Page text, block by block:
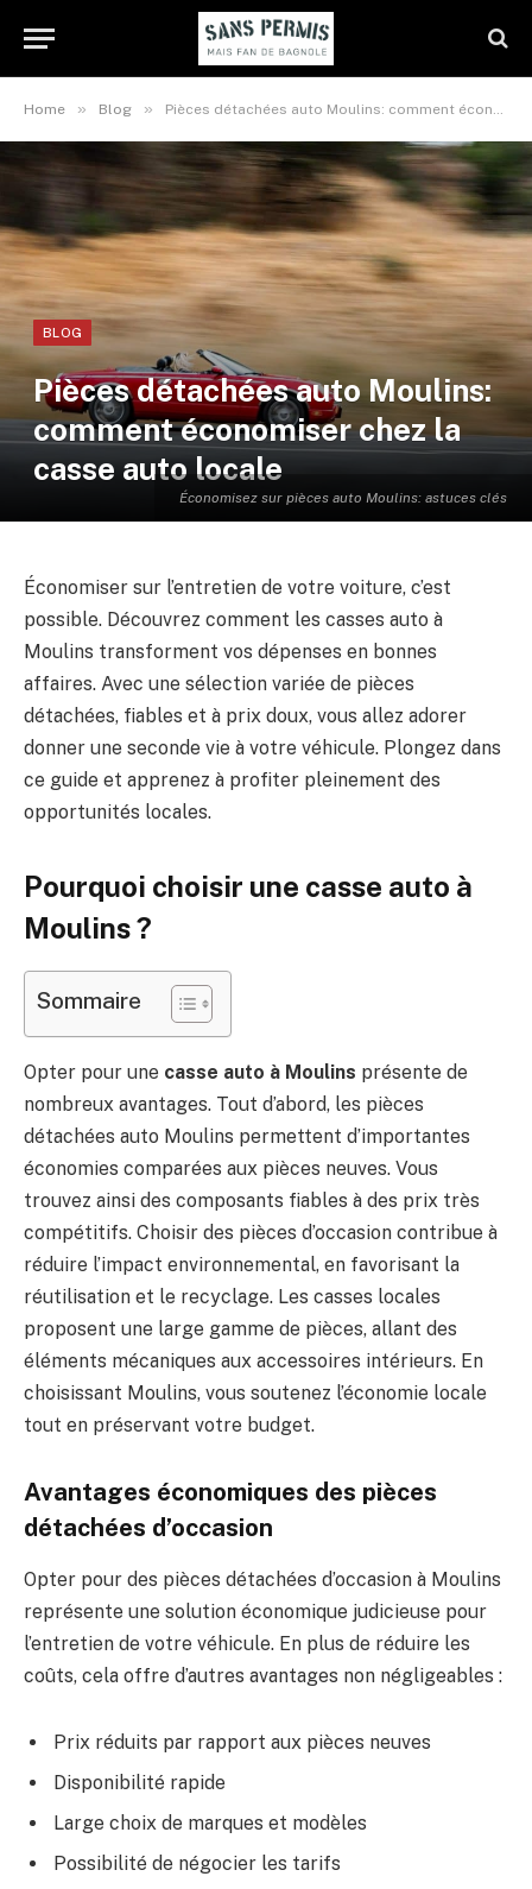
Home » Blog » Pièces détachées auto Moulins: comment économiser chez la casse auto locale
Économisez sur pièces auto Moulins: astuces clés
BLOG
Pièces détachées auto Moulins:
comment économiser chez la
casse auto locale
Économiser sur l’entretien de votre voiture, c’est
possible. Découvrez comment les casses auto à
Moulins transforment vos dépenses en bonnes
affaires. Avec une sélection variée de pièces
détachées, fiables et à prix doux, vous allez adorer
donner une seconde vie à votre véhicule. Plongez dans
ce guide et apprenez à profiter pleinement des
opportunités locales.
Pourquoi choisir une casse auto à
Moulins ?
Sommaire
Opter pour une casse auto à Moulins présente de
nombreux avantages. Tout d’abord, les pièces
détachées auto Moulins permettent d’importantes
économies comparées aux pièces neuves. Vous
trouvez ainsi des composants fiables à des prix très
compétitifs. Choisir des pièces d’occasion contribue à
réduire l’impact environnemental, en favorisant la
réutilisation et le recyclage. Les casses locales
proposent une large gamme de pièces, allant des
éléments mécaniques aux accessoires intérieurs. En
choisissant Moulins, vous soutenez l’économie locale
tout en préservant votre budget.
Avantages économiques des pièces
détachées d’occasion
Opter pour des pièces détachées d’occasion à Moulins
représente une solution économique judicieuse pour
l’entretien de votre véhicule. En plus de réduire les
coûts, cela offre d’autres avantages non négligeables :
Prix réduits par rapport aux pièces neuves
Disponibilité rapide
Large choix de marques et modèles
Possibilité de négocier les tarifs